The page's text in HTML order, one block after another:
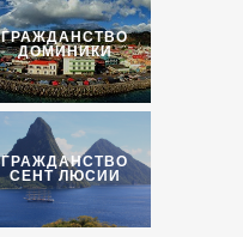
ГРАЖДАНСТВО
ДОМИНИКИ
ГРАЖДАНСТВО
СЕНТ ЛЮСИИ